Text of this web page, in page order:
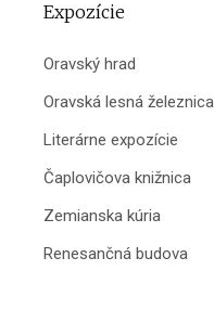
Expozície
Oravský hrad
Oravská lesná železnica
Literárne expozície
Čaplovičova knižnica
Zemianska kúria
Renesančná budova